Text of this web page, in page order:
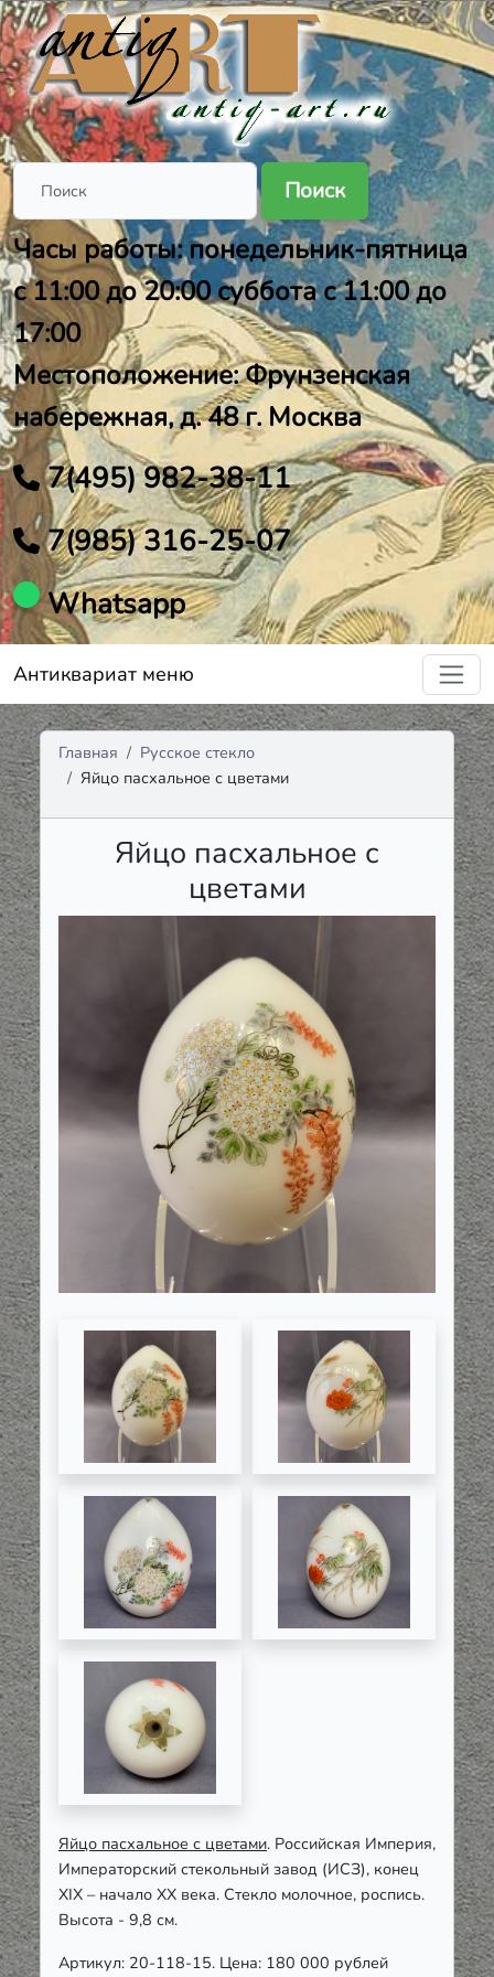
Поиск
Часы работы: понедельник-пятница
с 11:00 до 20:00 суббота с 11:00 до
17:00
Местоположение: Фрунзенская
набережная, д. 48 г. Москва
7(495) 982-38-11
7(985) 316-25-07
Whatsapp
Антиквариат меню
Главная
Русское стекло
Яйцо пасхальное с цветами
Яйцо пасхальное с
цветами
Яйцо пасхальное с цветами. Российская Империя,
Императорский стекольный завод (ИСЗ), конец
XIX – начало ХХ века. Стекло молочное, роспись.
Высота - 9,8 см.
Артикул: 20-118-15. Цена: 180 000 рублей